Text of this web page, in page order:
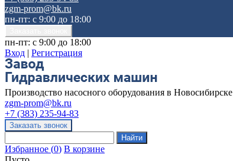
zgm-prom@bk.ru
пн-пт: с 9:00 до 18:00
пн-пт: с 9:00 до 18:00
Вход | Регистрация
Производство насосного оборудования в Новосибирске
zgm-prom@bk.ru
+7 (383) 235-94-83
Избранное (0) В корзине